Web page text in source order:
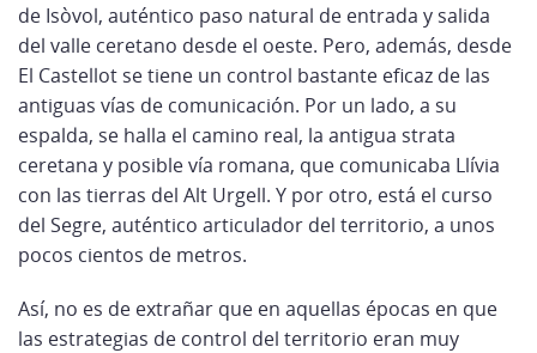
de Isòvol, auténtico paso natural de entrada y salida
del valle ceretano desde el oeste. Pero, además, desde
El Castellot se tiene un control bastante eficaz de las
antiguas vías de comunicación. Por un lado, a su
espalda, se halla el camino real, la antigua strata
ceretana y posible vía romana, que comunicaba Llívia
con las tierras del Alt Urgell. Y por otro, está el curso
del Segre, auténtico articulador del territorio, a unos
pocos cientos de metros.
Así, no es de extrañar que en aquellas épocas en que
las estrategias de control del territorio eran muy